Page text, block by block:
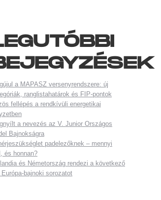
a MAPASZ versenyrendszere: új
ranglistahatárok és FIP-pontok
fellépés a rendkívüli energetikai
a nevezés az V. Junior Országos
Bajnokságra
padelezőknek – mennyi
és honnan?
és Németország rendezi a következő
Európa-bajnoki sorozatot